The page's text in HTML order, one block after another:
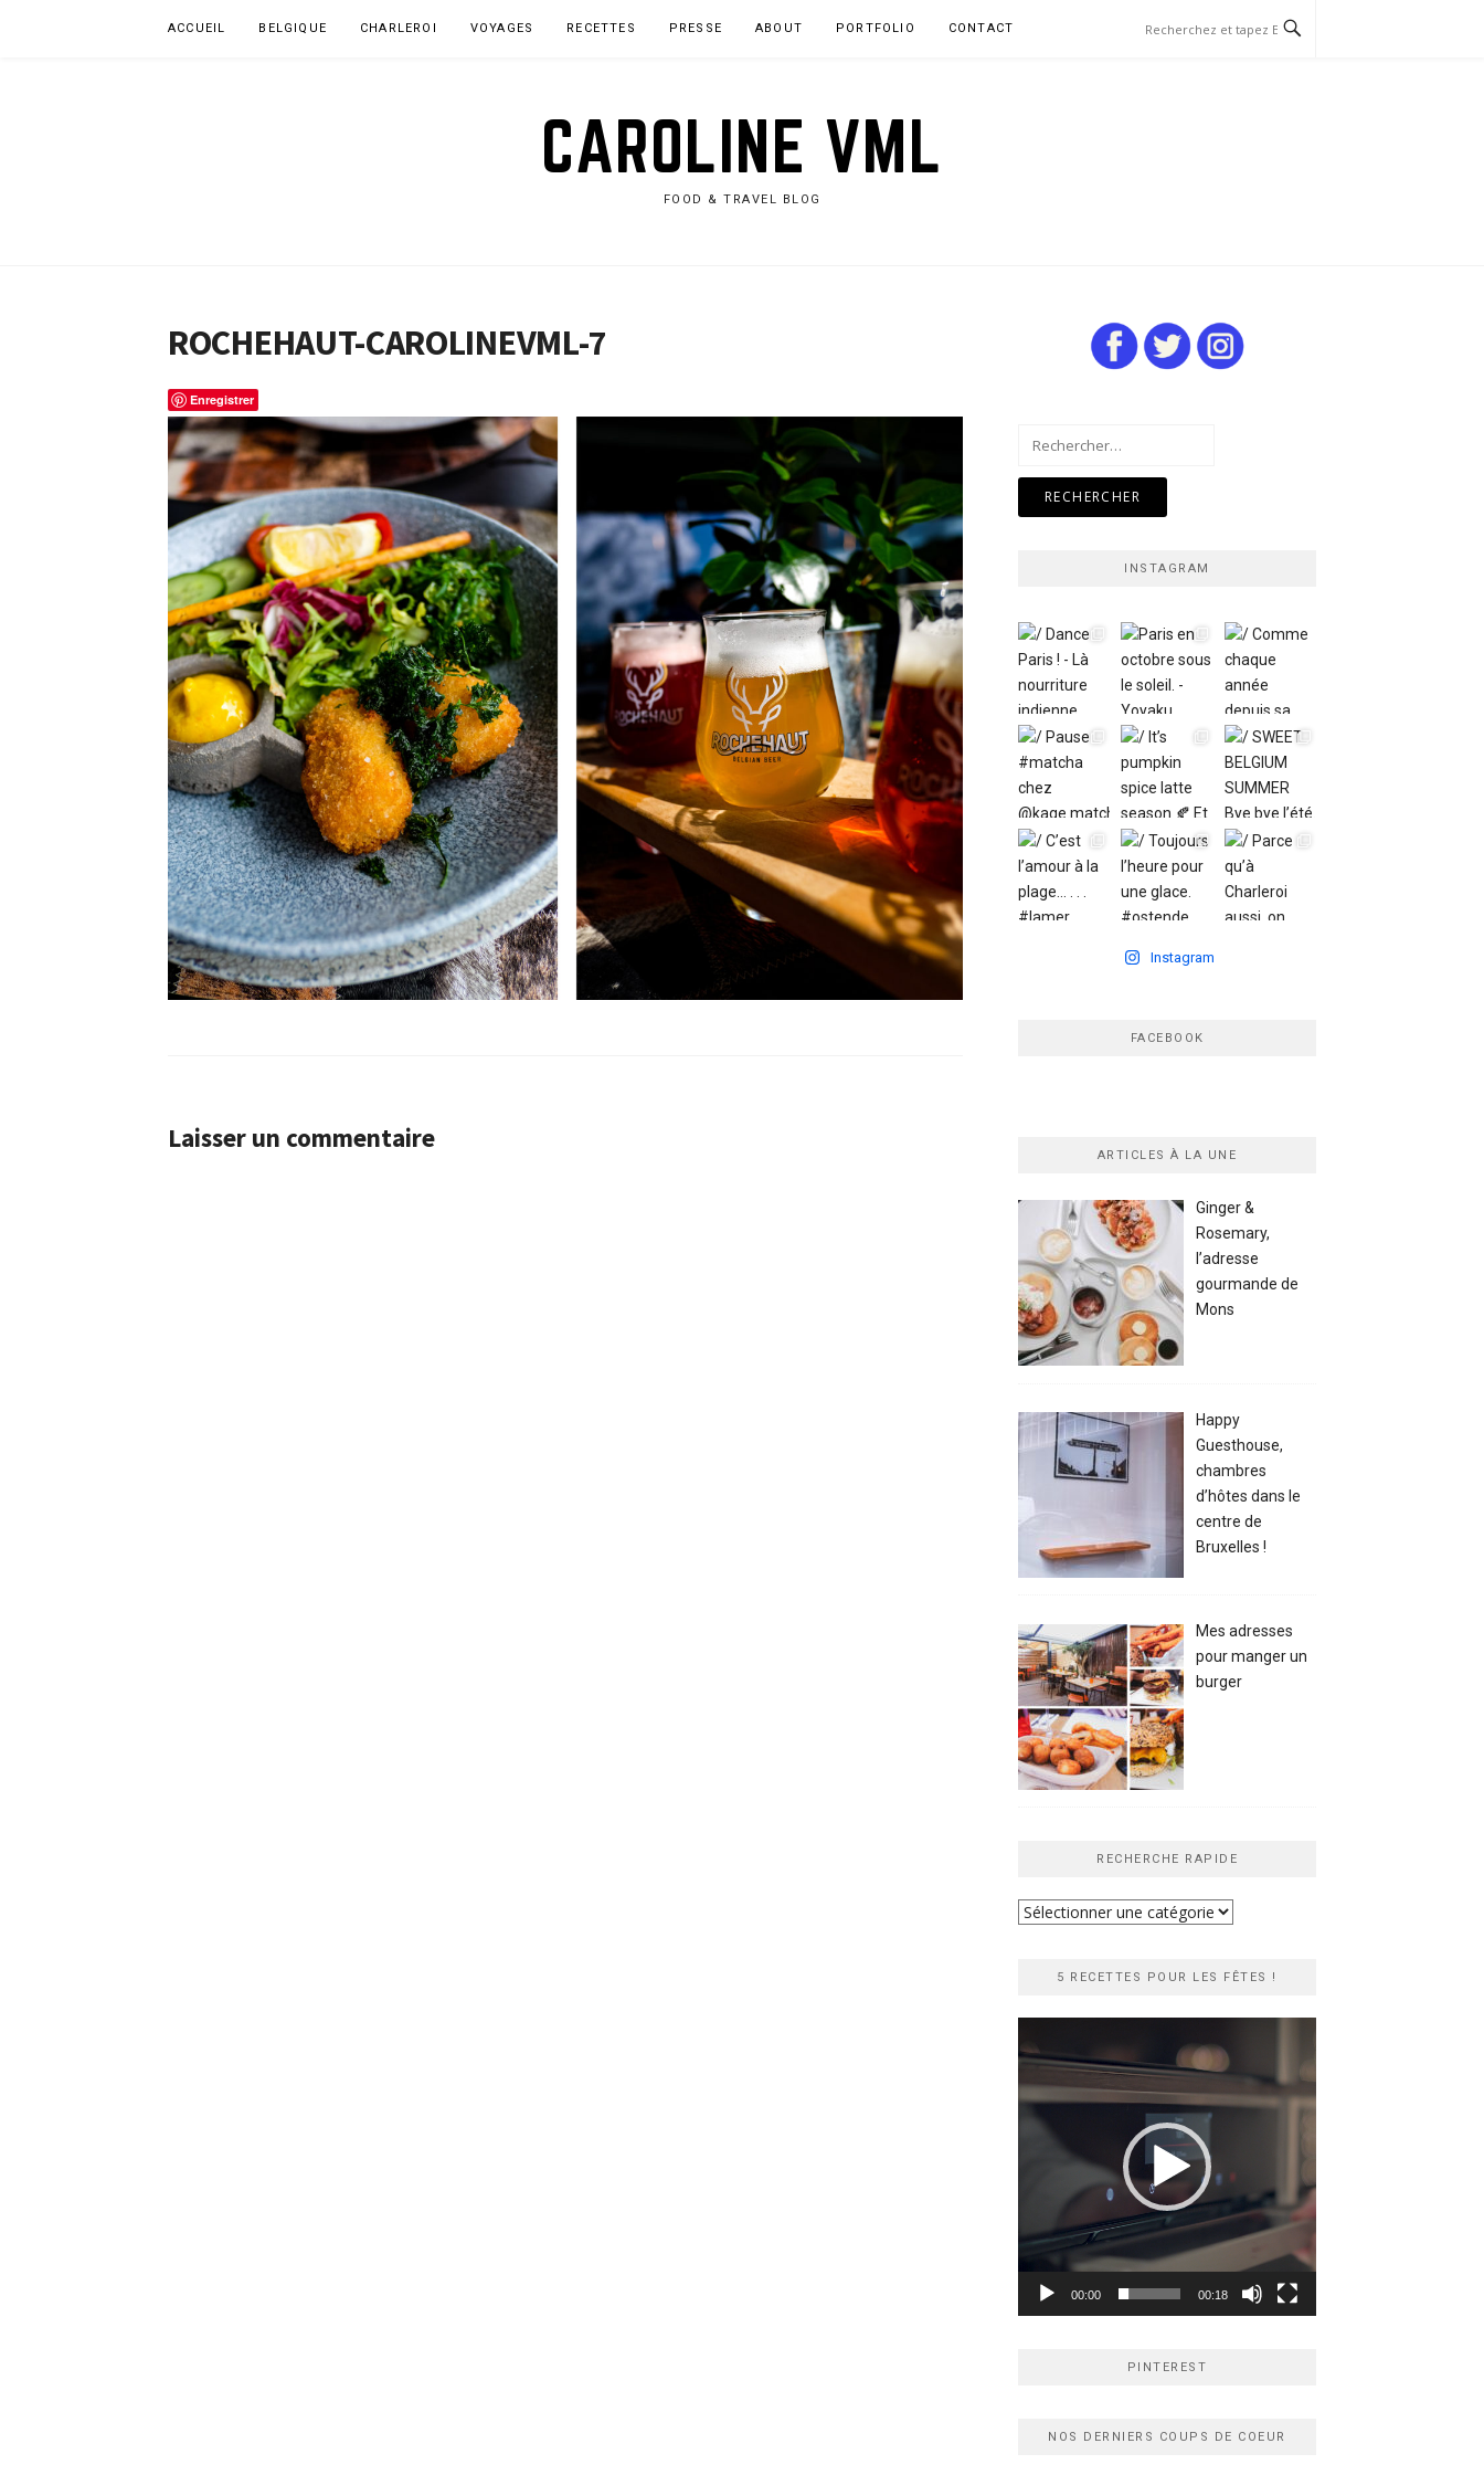
ACCUEIL BELGIQUE CHARLEROI VOYAGES RECETTES PRESSE ABOUT PORTFOLIO CONTACT
CAROLINE VML
FOOD & TRAVEL BLOG
ROCHEHAUT-CAROLINEVML-7
Enregistrer
Laisser un commentaire
INSTAGRAM
Instagram
FACEBOOK
ARTICLES À LA UNE
Ginger &
Rosemary,
l’adresse
gourmande de
Mons
Happy
Guesthouse,
chambres
d’hôtes dans le
centre de
Bruxelles !
Mes adresses
pour manger un
burger
RECHERCHE RAPIDE
Recherche
5 RECETTES POUR LES FÊTES !
vidéo
00:00 00:18
PINTEREST
NOS DERNIERS COUPS DE COEUR